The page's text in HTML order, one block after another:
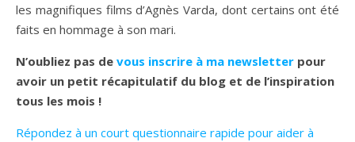
les magnifiques films d’Agnès Varda, dont certains ont été
faits en hommage à son mari.
N’oubliez pas de vous inscrire à ma newsletter pour
avoir un petit récapitulatif du blog et de l’inspiration
tous les mois !
Répondez à un court questionnaire rapide pour aider à